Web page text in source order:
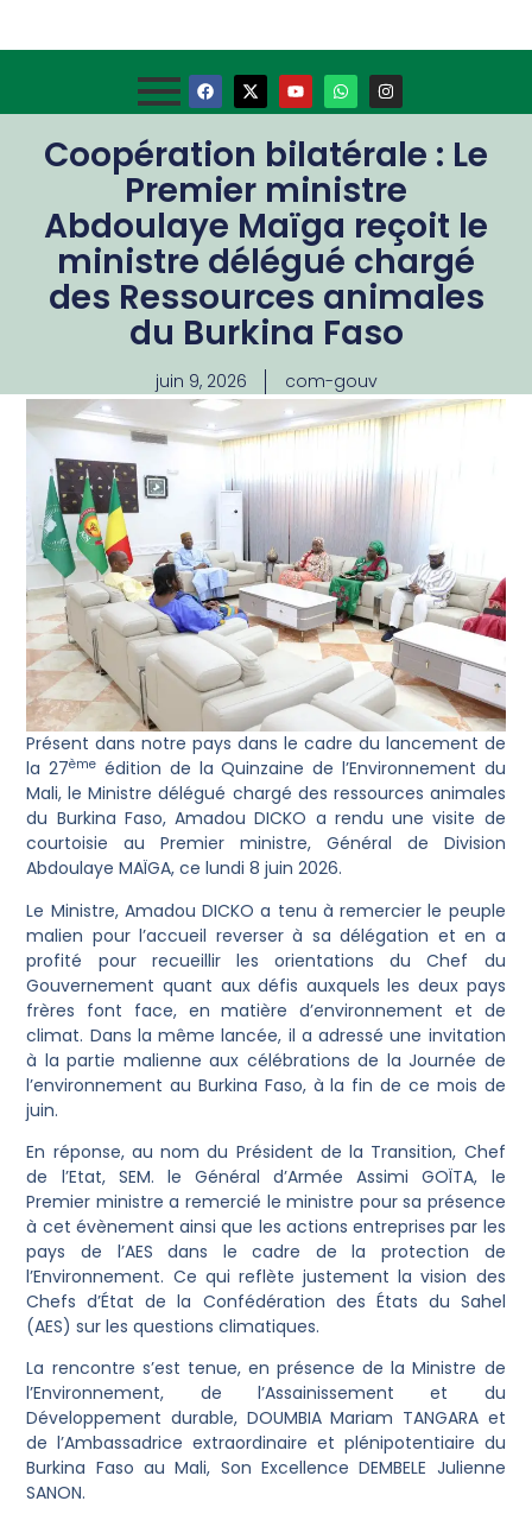
Coopération bilatérale : Le
Premier ministre
Abdoulaye Maïga reçoit le
ministre délégué chargé
des Ressources animales
du Burkina Faso
juin 9, 2026 com-gouv
Présent dans notre pays dans le cadre du lancement de
la 27ème édition de la Quinzaine de l’Environnement du
Mali, le Ministre délégué chargé des ressources animales
du Burkina Faso, Amadou DICKO a rendu une visite de
courtoisie au Premier ministre, Général de Division
Abdoulaye MAÏGA, ce lundi 8 juin 2026.
Le Ministre, Amadou DICKO a tenu à remercier le peuple
malien pour l’accueil reverser à sa délégation et en a
profité pour recueillir les orientations du Chef du
Gouvernement quant aux défis auxquels les deux pays
frères font face, en matière d’environnement et de
climat. Dans la même lancée, il a adressé une invitation
à la partie malienne aux célébrations de la Journée de
l’environnement au Burkina Faso, à la fin de ce mois de
juin.
En réponse, au nom du Président de la Transition, Chef
de l’Etat, SEM. le Général d’Armée Assimi GOÏTA, le
Premier ministre a remercié le ministre pour sa présence
à cet évènement ainsi que les actions entreprises par les
pays de l’AES dans le cadre de la protection de
l’Environnement. Ce qui reflète justement la vision des
Chefs d’État de la Confédération des États du Sahel
(AES) sur les questions climatiques.
La rencontre s’est tenue, en présence de la Ministre de
l’Environnement, de l’Assainissement et du
Développement durable, DOUMBIA Mariam TANGARA et
de l’Ambassadrice extraordinaire et plénipotentiaire du
Burkina Faso au Mali, Son Excellence DEMBELE Julienne
SANON.